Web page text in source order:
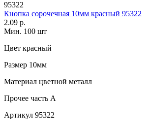
95322
Кнопка сорочечная 10мм красный 95322
2.09 р.
Мин. 100 шт
Цвет красный
Размер 10мм
Материал цветной металл
Прочее часть A
Артикул 95322